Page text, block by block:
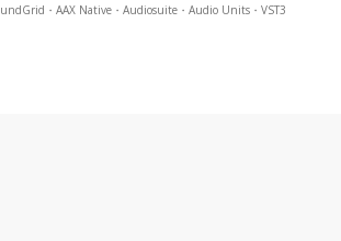
・AAX Native・Audiosuite・Audio Units・VST3